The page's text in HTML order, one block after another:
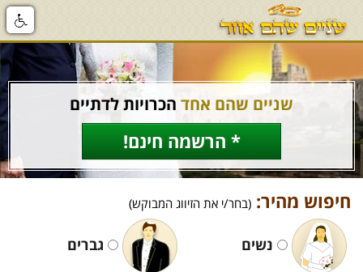
שניים שהם אחד הכרויות לדתיים
* הרשמה חינם!
חיפוש מהיר: (בחר/י את הזיווג המבוקש)
נשים גברים